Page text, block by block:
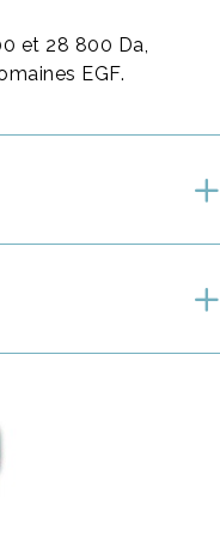
et 28 800 Da,
EGF.